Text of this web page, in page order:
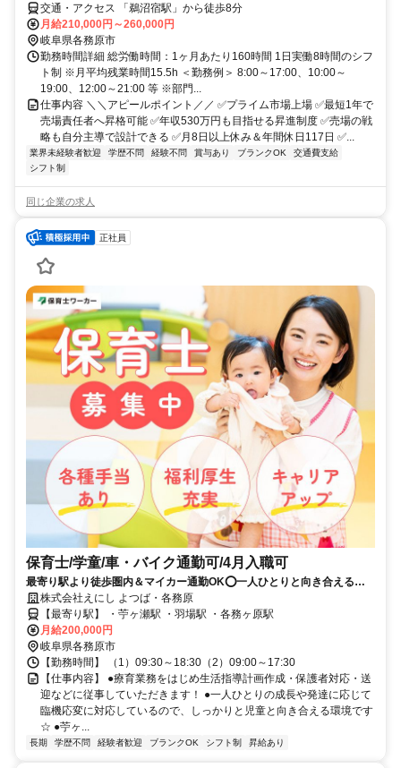
交通・アクセス 「鵜沼宿駅」から徒歩8分
月給210,000円～260,000円
岐阜県各務原市
勤務時間詳細 総労働時間：1ヶ月あたり160時間 1日実働8時間のシフ
ト制 ※月平均残業時間15.5h ＜勤務例＞ 8:00～17:00、10:00～
19:00、12:00～21:00 等 ※部門...
仕事内容 ＼＼アピールポイント／／ ✅プライム市場上場 ✅最短1年で
売場責任者へ昇格可能 ✅年収530万円も目指せる昇進制度 ✅売場の戦
略も自分主導で設計できる ✅月8日以上休み＆年間休日117日 ✅...
業界未経験者歓迎 学歴不問 経験不問 賞与あり ブランクOK
交通費支給
シフト制
同じ企業の求人
正社員
保育士/学童/車・バイク通勤可/4月入職可
最寄り駅より徒歩圏内＆マイカー通勤OK⭕一人ひとりと向き合える環
境⭐資格や経験を活かして働きませんか？
株式会社えにし よつば・各務原
【最寄り駅】 ・苧ヶ瀬駅 ・羽場駅 ・各務ヶ原駅
月給200,000円
岐阜県各務原市
【勤務時間】 （1）09:30～18:30（2）09:00～17:30
【仕事内容】 ●療育業務をはじめ生活指導計画作成・保護者対応・送
迎などに従事していただきます！ ●一人ひとりの成長や発達に応じて
臨機応変に対応しているので、しっかりと児童と向き合える環境です
☆ ●苧ヶ...
長期 学歴不問 経験者歓迎 ブランクOK シフト制 昇給あり